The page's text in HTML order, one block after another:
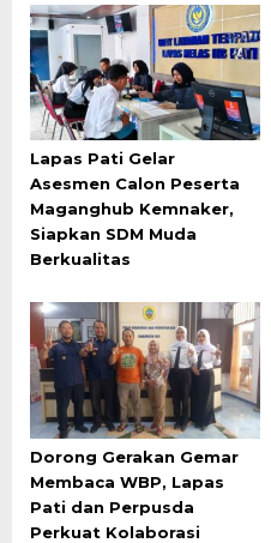
Lapas Pati Gelar
Asesmen Calon Peserta
Maganghub Kemnaker,
Siapkan SDM Muda
Berkualitas
Dorong Gerakan Gemar
Membaca WBP, Lapas
Pati dan Perpusda
Perkuat Kolaborasi